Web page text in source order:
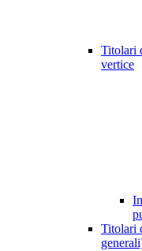
Titolari
vertice
Titolari